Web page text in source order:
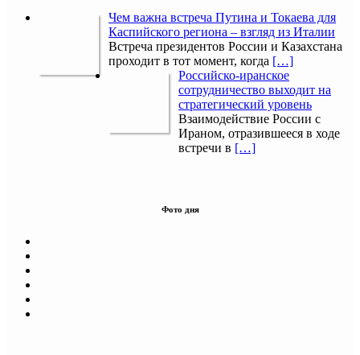
Чем важна встреча Путина и Токаева для
Каспийского региона – взгляд из Италии
Встреча президентов России и Казахстана
проходит в тот момент, когда […]
Российско-иранское
сотрудничество выходит на
стратегический уровень
Взаимодействие России с
Ираном, отразившееся в ходе
встречи в […]
Фото дня